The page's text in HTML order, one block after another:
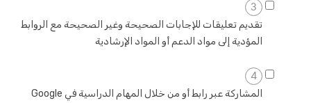
3
تقديم تعليقات للإجابات الصحيحة وغير الصحيحة مع الروابط
المؤدية إلى مواد الدعم أو المواد الإرشادية
4
المشاركة عبر رابط أو من خلال المهام الدراسية في Google